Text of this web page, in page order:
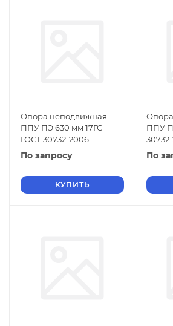
Опора неподвижная
ППУ ПЭ 630 мм 17ГС
ГОСТ 30732-2006
По запросу
КУПИТЬ
ППУ
По